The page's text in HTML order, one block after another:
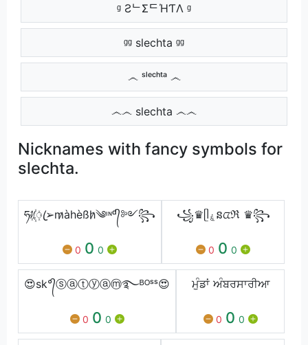
ᶢ ƧᄂΣᄃΉƬΛ ᶢ
ᶢᶢ slechta ᶢᶢ
෴ ˢˡᵉᶜʰᵗᵃ ෴
෴෴ slechta ෴෴
Nicknames with fancy symbols for
slechta.
ཧᜰ꙰ꦿ➢m̷àhèßh̷༄ᶦᶰᵈ᭄༻꧂
0 0 0
꧁♛ᥫۼនᤂℜ ♛꧂
0 0 0
😍sk°᭄ⓢⓐⓣⓨⓐⓜ࿐ᴮᴼˢˢ😍
0 0 0
ਮੁੰਡਾਂ ਅੰਬਰਸਾਰੀਆ
0 0 0